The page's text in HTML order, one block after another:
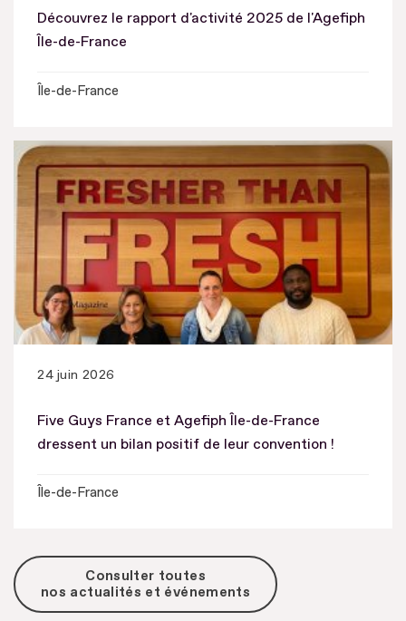
Découvrez le rapport d'activité 2025 de l'Agefiph
Île-de-France
Île-de-France
24 juin 2026
Five Guys France et Agefiph Île-de-France
dressent un bilan positif de leur convention !
Île-de-France
Consulter toutes
nos actualités et événements